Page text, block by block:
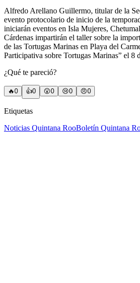
Alfredo Arellano Guillermo, titular de la
evento protocolario de inicio de la
iniciarán eventos en Isla Mujeres,
Cárdenas impartirán el taller sobre la
de las Tortugas Marinas en Playa del
Participativa sobre Tortugas Marinas” el 8
¿Qué te pareció?
🔥0 👍0 😲0 😢0 😠0
Etiquetas
Noticias Quintana RooBoletín Quintana